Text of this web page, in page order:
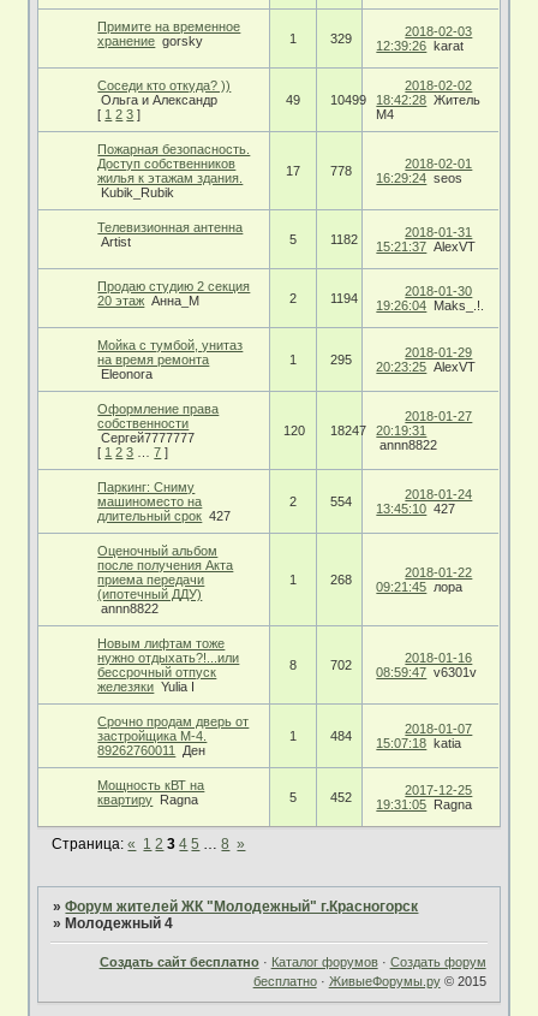
Примите на временное
хранение gorsky 1 329
2018-02-03
12:39:26 karat
Соседи кто откуда? ))
Ольга и Александр
[ 1 2 3 ]
49 10499
2018-02-02
18:42:28 Житель
М4
Пожарная безопасность.
Доступ собственников
жилья к этажам здания.
Kubik_Rubik
17 778
2018-02-01
16:29:24 seos
Телевизионная антенна
Artist
5 1182
2018-01-31
15:21:37 AlexVT
Продаю студию 2 секция
20 этаж Анна_М 2 1194
2018-01-30
19:26:04 Maks_.!.
Мойка с тумбой, унитаз
на время ремонта
Eleonora
1 295
2018-01-29
20:23:25 AlexVT
Оформление права
собственности
Сергей7777777
[ 1 2 3 7 ]
120 18247
2018-01-27
20:19:31
annn8822
Паркинг: Сниму
машиноместо на
длительный срок 427
2 554
2018-01-24
13:45:10 427
Оценочный альбом
после получения Акта
приема передачи
(ипотечный ДДУ)
annn8822
1 268
2018-01-22
09:21:45 лора
Новым лифтам тоже
нужно отдыхать?!...или
бессрочный отпуск
железяки Yulia I
8 702
2018-01-16
08:59:47 v6301v
Срочно продам дверь от
застройщика М-4.
89262760011
Ден
1 484
2018-01-07
15:07:18 katia
Мощность кВТ на
квартиру Ragna 5 452
2017-12-25
19:31:05 Ragna
Страница:« 1 2 3 4 5 8 »
»Форум жителей ЖК "Молодежный" г.Красногорск
» Молодежный 4
Создать сайт бесплатно· Каталог форумов· Создать форум
бесплатно· ЖивыеФорумы.ру© 2015